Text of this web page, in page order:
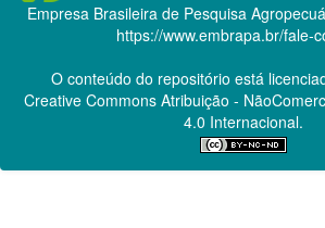
Empresa Brasileira de Pesquisa
https://www.embrapa.br/fale-
O conteúdo do repositório está
Creative CommonsAtribuição -
4.0 Internacional.